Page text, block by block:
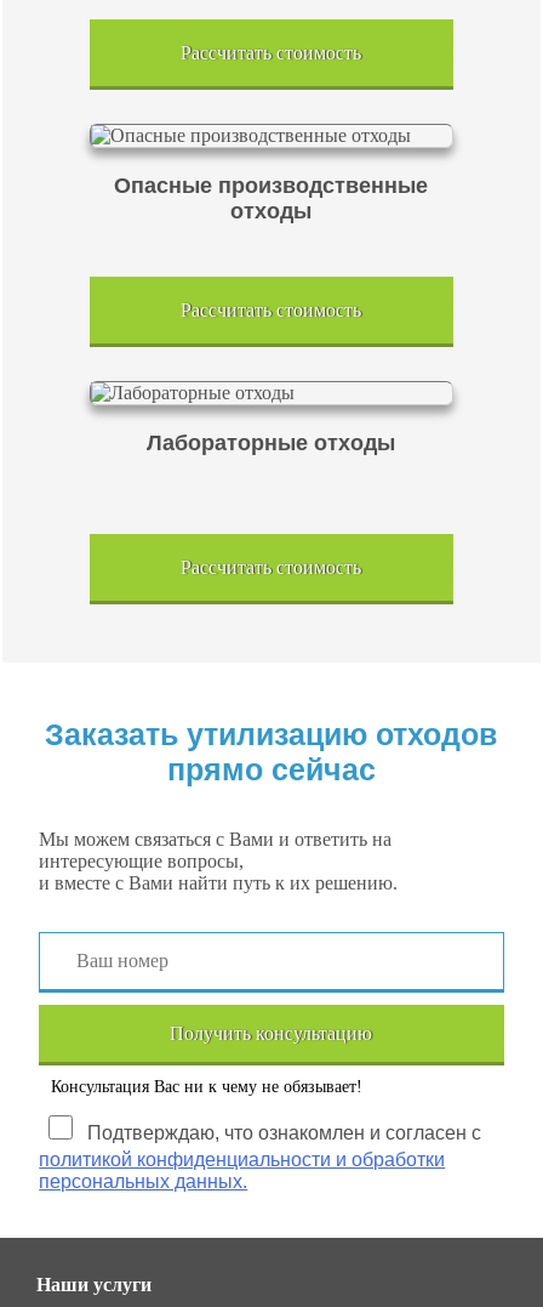
Рассчитать стоимость
Опасные производственные
отходы
Рассчитать стоимость
Лабораторные отходы
Рассчитать стоимость
Заказать утилизацию отходов
прямо сейчас
Мы можем связаться с Вами и ответить на
интересующие вопросы,
и вместе с Вами найти путь к их решению.
Получить консультацию
Консультация Вас ни к чему не обязывает!
Подтверждаю, что ознакомлен и согласен с
политикой конфиденциальности и обработки
персональных данных.
Наши услуги